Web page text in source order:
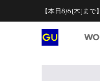
【本日8/6(木)ま